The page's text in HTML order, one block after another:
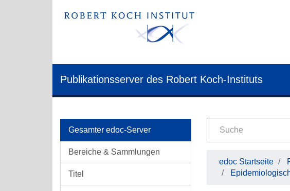
Publikationsserver des Robert Koch-Instituts
Gesamter edoc-Server
Bereiche & Sammlungen
Titel
edoc Startseite